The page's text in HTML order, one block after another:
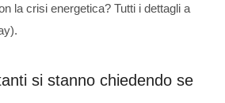
la crisi energetica? Tutti i dettagli a
si stanno chiedendo se